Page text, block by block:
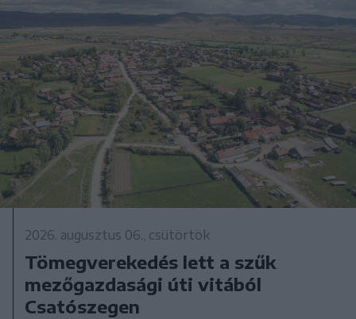
2026. augusztus 06., csütörtök
Tömegverekedés lett a szűk
mezőgazdasági úti vitából
Csatószegen